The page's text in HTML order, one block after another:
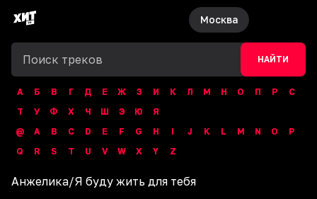
Москва
НАЙТИ
А Б В Г Д Е Ж З И К Л М Н О П Р
С
Т
У Ф Х Ч Ш Э Ю
Я
@
A B C D E F G H I J K L M N O
P
Q
R S T U V W X Y Z
Анжелика/Я буду жить для тебя